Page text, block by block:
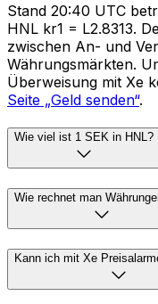
Stand 20:40 UTC
HNL kr1 = L2.8313.
zwischen An- und
Währungsmärkten.
Überweisung mit Xe
Seite „Geld senden“.
Wie viel ist 1 SEK in HNL?
Wie rechnet man
Kann ich mit Xe